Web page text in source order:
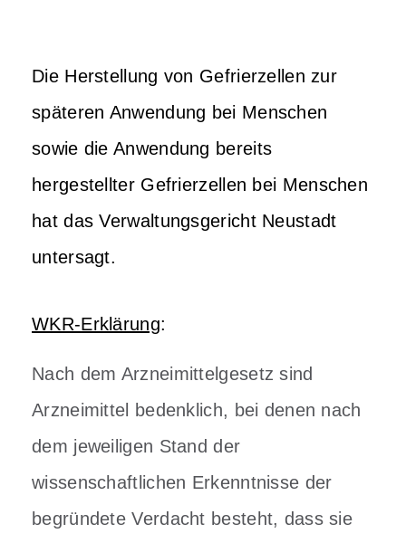
Die Herstellung von Gefrierzellen zur
späteren Anwendung bei Menschen
sowie die Anwendung bereits
hergestellter Gefrierzellen bei Menschen
hat das Verwaltungsgericht Neustadt
untersagt.
WKR-Erklärung:
Nach dem Arzneimittelgesetz sind
Arzneimittel bedenklich, bei denen nach
dem jeweiligen Stand der
wissenschaftlichen Erkenntnisse der
begründete Verdacht besteht, dass sie